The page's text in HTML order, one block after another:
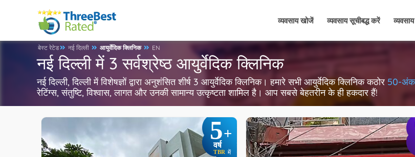
व्यवसाय खोजें व्यवसाय सूचीबद्ध करें
बेस्ट रेटेड नई दिल्ली आयुर्वेदिक क्लिनिक EN
नई दिल्ली में 3 सर्वश्रेष्ठ आयुर्वेदिक क्लिनिक
नई दिल्ली, दिल्ली में विशेषज्ञों द्वारा अनुशंसित शीर्ष 3 आयुर्वेदिक क्लिनिक। हमारे सभी आयुर्वेदिक क्लिनिक कठोर 50-अंक
रेटिंग्स, संतुष्टि, विश्वास, लागत और उनकी सामान्य उत्कृष्टता शामिल है। आप सबसे बेहतरीन के ही हकदार हैं!
5+
वर्ष
TBR में